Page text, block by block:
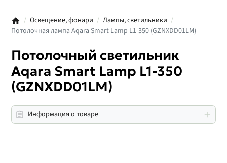
Освещение, фонари
Лампы, светильники
Потолочная лампа Aqara Smart Lamp L1-350 (GZNXDD01LM)
Потолочный светильник
Aqara Smart Lamp L1-350
(GZNXDD01LM)
Информация о товаре